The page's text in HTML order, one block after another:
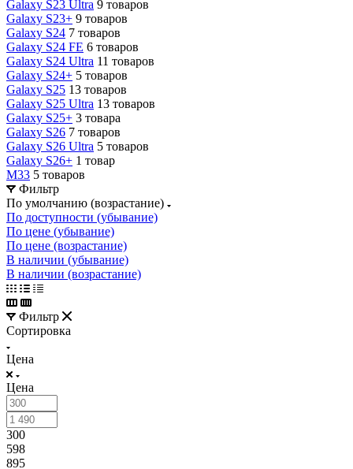
Galaxy S23 Ultra 9 товаров
Galaxy S23+ 9 товаров
Galaxy S24 7 товаров
Galaxy S24 FE 6 товаров
Galaxy S24 Ultra 11 товаров
Galaxy S24+ 5 товаров
Galaxy S25 13 товаров
Galaxy S25 Ultra 13 товаров
Galaxy S25+ 3 товара
Galaxy S26 7 товаров
Galaxy S26 Ultra 5 товаров
Galaxy S26+ 1 товар
M33 5 товаров
Фильтр
По умолчанию (возрастание)
По доступности (убывание)
По цене (убывание)
По цене (возрастание)
В наличии (убывание)
В наличии (возрастание)
Фильтр
Сортировка
Цена
Цена
300
598
895